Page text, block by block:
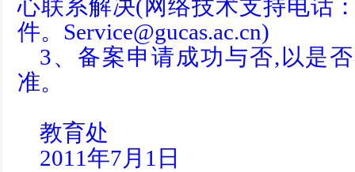
心联系解决(网络技术支持电话
件。 Service@gucas.ac.cn)
3、备案申请成功与否,以是
准。
教育处
2011年7月1日